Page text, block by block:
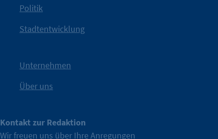
IHK Berlin. Offizieller Unterstützer der Berliner Wirtschaft.
Nach einer aufmerksamkeitsstarken Teaserphase geht die
Kampagne der IHK Berlin in die nächste Stufe. Mit
IHK?“wurde bewusst Neugier geweckt und Gespräche
Politik
Stadtentwicklung
Unternehmen
Über uns
Kontakt zur Redaktion
Wir freuen uns über Ihre Anregungen